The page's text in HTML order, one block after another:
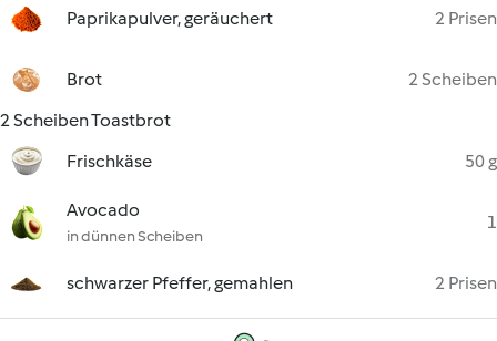
Paprikapulver, geräuchert 2 Prisen
Brot
2 Scheiben
2 Scheiben Toastbrot
Frischkäse
50 g
Avocado
in dünnen Scheiben
1
schwarzer Pfeffer, gemahlen 2 Prisen